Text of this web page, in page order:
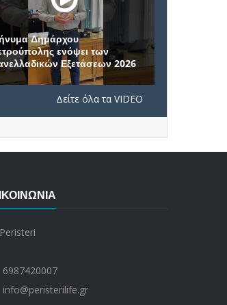
ενόψει των
Εξετάσεων 2026
Μέγα Σπήλαιο: Η
μονή της Ελλάδας
Δείτε όλα τα VIDEO
6987420007
info@peristerilife.gr